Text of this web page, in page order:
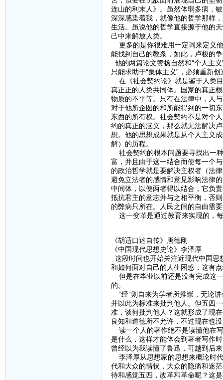
连山的利末人》。虽然体弱多病，
深深感染着我，就像他的哲学那样
生活。虽说他的哲学直接源于他的
己中来解放人类。
更多的是你很难用一定词来定义
能找到自己的教条，如此，卢梭的
他的两篇论文赞扬自然和“个人主
只能求助于“集体主义”，必须重新
在《社会契约论》就是鉴于人类
真正正的人类共同体。国家的真正
物质的不平等。只有在法律中，人
对于他所企图的和所能得到的一切
东西的所有权。社会契约不是对个
约的真正的涵义，那么就无法解决
想。他的思想成果就是从个人主义
解）的历程。
社会契约的根本问题要寻找出一
富，并且由于这一结合而使每一个
的政治哲学就是要解决主权者（法
避免立法者的感情和意见影响法律
中间体，以便两者得以结合，它负
抵抗君主的意志并与之相平衡，否
的弊病只所在。人民之间的自由需
这一变革是通过教育来实现的，
《胡适口述自传》唐德刚
《中国现代思想史论》李泽厚
这段时间也开始关注近现代中国
和如何面对自己的人生困惑，这有
但是在毕业以前还是没有完成这
的。
“经”则自来为学者所推崇，无论
并以此为标准来批判他人。但五四
准，谈何批判他人？这就形成了现
良知和道德所不允许，不过现在也
读一个人的著作绝不是读懂他在
是什么，这样才能体会到著者写作
曾经以为我读懂了鲁迅，可越到后
李泽厚从思想家的思想来概论时
代和大众的情状，大众的隐痛和迷
待和感觉五四，改革和革命呢？这